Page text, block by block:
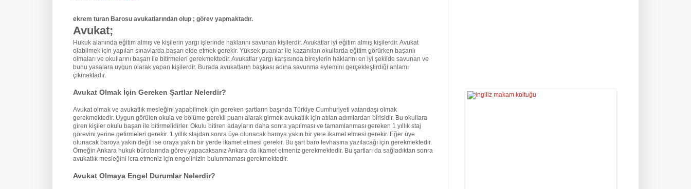
ekrem turan Barosu avukatlarından olup ; görev yapmaktadır.
Avukat;
Hukuk alanında eğitim almış ve kişilerin yargı işlerinde haklarını savunan kişilerdir. Avukatlar iyi eğitim almış kişilerdir. Avukat
olabilmek için yapılan sınavlarda başarı elde etmek gerekir. Yüksek puanlar ile kazanılan okullarda eğitim görürken başarılı
olmaları ve okullarını başarı ile bitirmeleri gerekmektedir. Avukatlar yargı karşısında bireylerin haklarını en iyi şekilde savunan ve
bunu yasalara uygun olarak yapan kişilerdir. Burada avukatların başkası adına savunma eylemini gerçekleştirdiği anlamı
çıkmaktadır.
Avukat Olmak İçin Gereken Şartlar Nelerdir?
Avukat olmak ve avukatlık mesleğini yapabilmek için gereken şartların başında Türkiye Cumhuriyeti vatandaşı olmak
gerekmektedir. Uygun görülen okula ve bölüme gerekli puanı alarak girmek avukatlık için atılan adımlardan birisidir. Bu okullara
giren kişiler okulu başarı ile bitirmelidirler. Okulu bitiren adayların daha sonra yapılması ve tamamlanması gereken 1 yıllık staj
görevini yerine getirmeleri gerekir. 1 yıllık stajdan sonra üye olunacak baroya yakın bir yere ikamet etmesi gerekir. Eğer üye
olunacak baroya yakın değil ise oraya yakın bir yerde ikamet etmesi gerekir. Bu şart baro levhasına yazılacağı için gerekmektedir.
Örneğin Ankara hukuk bürolarında görev yapacaksanız Ankara da ikamet etmeniz gerekmektedir. Bu şartları da sağladıktan sonra
avukatlık mesleğini icra etmeniz için engelinizin bulunmaması gerekmektedir.
Avukat Olmaya Engel Durumlar Nelerdir?